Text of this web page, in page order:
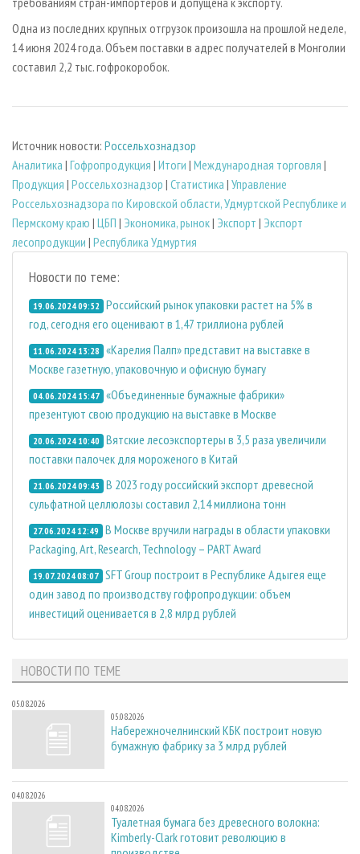
Одна из последних крупных отгрузок произошла на прошлой неделе,
14 июня 2024 года. Объем поставки в адрес получателей в Монголии
составил 2,2 тыс. гофрокоробок.
Источник новости: Россельхознадзор
Аналитика | Гофропродукция | Итоги | Международная торговля |
Продукция | Россельхознадзор | Статистика | Управление
Россельхознадзора по Кировской области, Удмуртской Республике и
Пермскому краю | ЦБП | Экономика, рынок| Экспорт | Экспорт
лесопродукции | Республика Удмуртия
Новости по теме:
19.06.2024 09:52 Российский рынок упаковки растет на 5% в
год, сегодня его оценивают в 1,47 триллиона рублей
11.06.2024 13:28 «Карелия Палп» представит на выставке в
Москве газетную, упаковочную и офисную бумагу
04.06.2024 15:47 «Объединенные бумажные фабрики»
презентуют свою продукцию на выставке в Москве
20.06.2024 10:40 Вятские лесоэкспортеры в 3,5 раза увеличили
поставки палочек для мороженого в Китай
21.06.2024 09:43 В 2023 году российский экспорт древесной
сульфатной целлюлозы составил 2,14 миллиона тонн
27.06.2024 12:49 В Москве вручили награды в области упаковки
Packaging, Art, Research, Technology – PART Award
19.07.2024 08:07 SFT Group построит в Республике Адыгея еще
один завод по производству гофропродукции: объем
инвестиций оценивается в 2,8 млрд рублей
НОВОСТИ ПО ТЕМЕ
05.08.2026
05.08.2026
Набережночелнинский КБК построит новую
бумажную фабрику за 3 млрд рублей
04.08.2026
04.08.2026
Туалетная бумага без древесного волокна:
Kimberly-Clark готовит революцию в